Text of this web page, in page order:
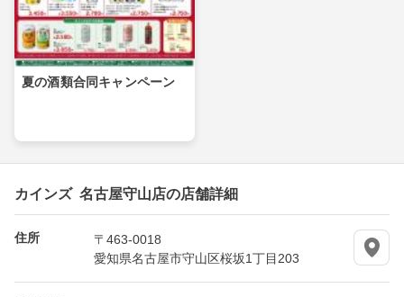
夏の酒類合同キャンペーン
カインズ 名古屋守山店の店舗詳細
住所
〒463-0018
愛知県名古屋市守山区桜坂1丁目203